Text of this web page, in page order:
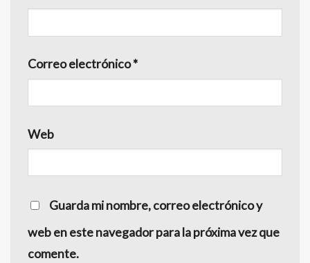
Correo electrónico*
Web
Guarda mi nombre, correo electrónico y
web en este navegador para la próxima vez que
comente.